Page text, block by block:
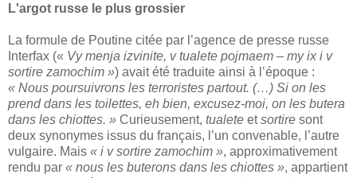
L'argot russe le plus grossier
La formule de Poutine citée par l’agence de presse russe
Interfax (« Vy menja izvinite, v tualete pojmaem – my ix i v
sortire zamochim ») avait été traduite ainsi à l’époque :
« Nous poursuivrons les terroristes partout. (…) Si on les
prend dans les toilettes, eh bien, excusez-moi, on les butera
dans les chiottes. » Curieusement, tualete etsortire sont
deux synonymes issus du français, l’un convenable, l’autre
vulgaire. Mais « i v sortire zamochim », approximativement
rendu par « nous les buterons dans les chiottes », appartient